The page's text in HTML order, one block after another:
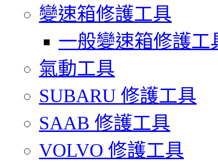
變速箱修護工具
一般變速箱修護工
氣動工具
SUBARU 修護工具
SAAB 修護工具
VOLVO 修護工具